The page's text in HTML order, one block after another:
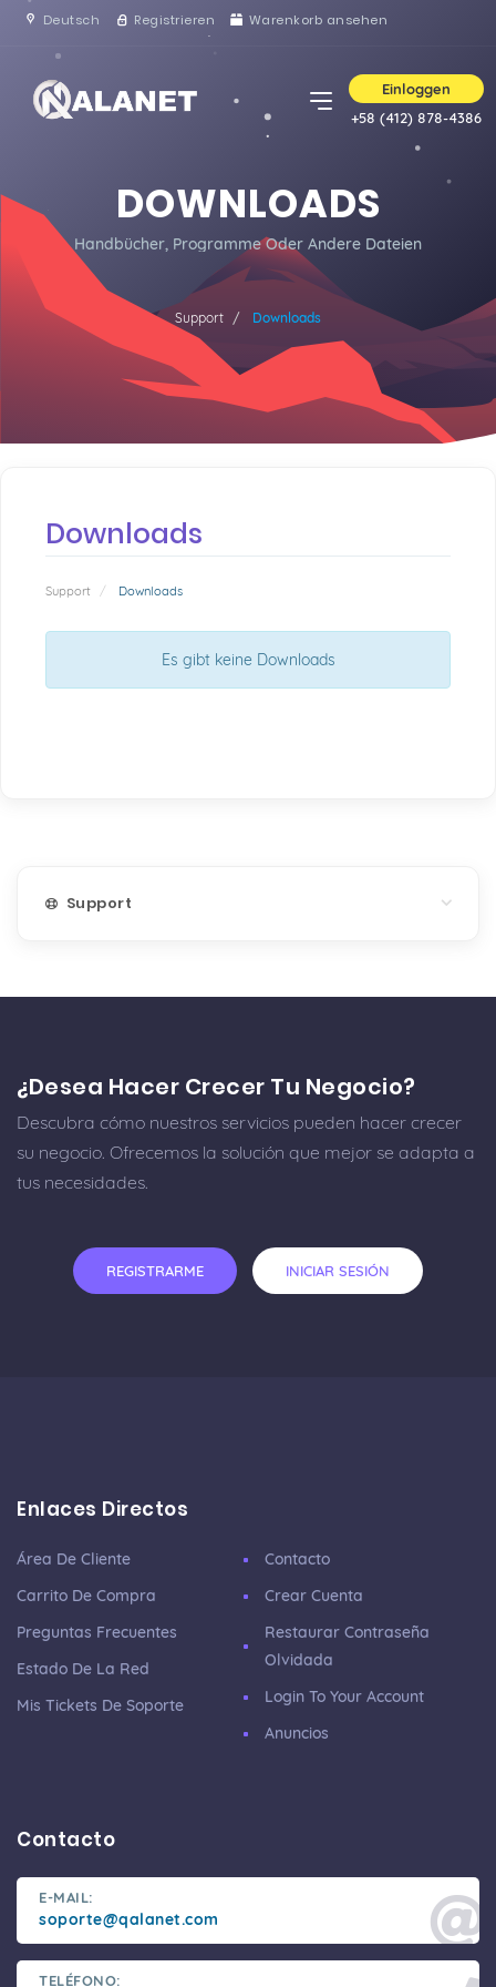
Deutsch Registrieren Warenkorb ansehen
Einloggen
+58 (412) 878-4386
DOWNLOADS
Handbücher, Programme Oder Andere Dateien
Support Downloads
Downloads
Support Downloads
Es gibt keine Downloads
Support
¿Desea Hacer Crecer Tu Negocio?
Descubra cómo nuestros servicios pueden hacer crecer
su negocio. Ofrecemos la solución que mejor se adapta a
tus necesidades.
REGISTRARME INICIAR SESIÓN
Enlaces Directos
Área De Cliente
Carrito De Compra
Preguntas Frecuentes
Estado De La Red
Mis Tickets De Soporte
Contacto
Crear Cuenta
Restaurar Contraseña
Olvidada
Login To Your Account
Anuncios
Contacto
E-MAIL:
soporte@qalanet.com
TELÉFONO: